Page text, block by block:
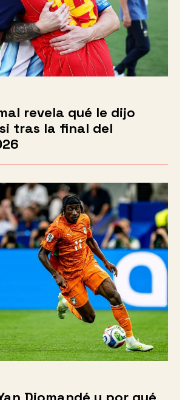
revela qué le dijo
tras la final del